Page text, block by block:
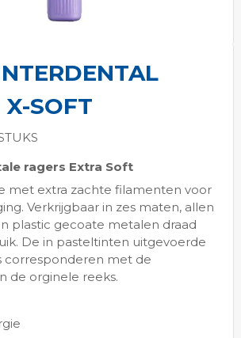
X-SOFT
ragers Extra Soft
met extra zachte filamenten voor
Verkrijgbaar in zes maten, allen
plastic gecoate metalen draad
De in pasteltinten uitgevoerde
corresponderen met de
de orginele reeks.